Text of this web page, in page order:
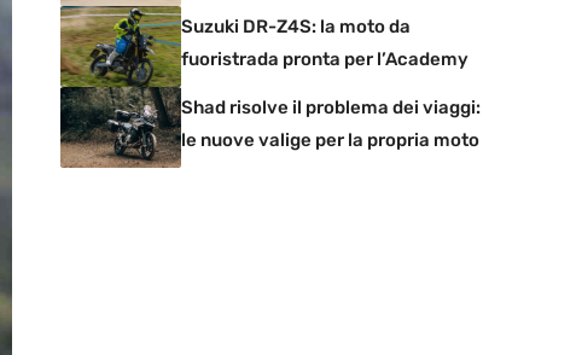
Suzuki DR-Z4S: la moto da
fuoristrada pronta per l’Academy
Shad risolve il problema dei viaggi:
le nuove valige per la propria moto